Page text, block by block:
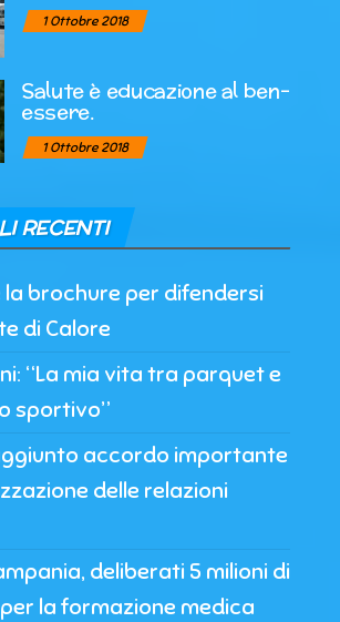
1 Ottobre 2018
Salute è educazione al ben-
essere.
1 Ottobre 2018
RECENTI
la brochure per difendersi
di Calore
“La mia vita tra parquet e
sportivo”
accordo importante
delle relazioni
deliberati 5 milioni di
la formazione medica